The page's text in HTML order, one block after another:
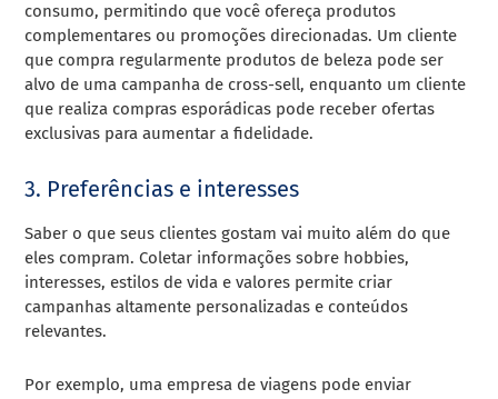
consumo, permitindo que você ofereça produtos
complementares ou promoções direcionadas. Um cliente
que compra regularmente produtos de beleza pode ser
alvo de uma campanha de cross-sell, enquanto um cliente
que realiza compras esporádicas pode receber ofertas
exclusivas para aumentar a fidelidade.
3. Preferências e interesses
Saber o que seus clientes gostam vai muito além do que
eles compram. Coletar informações sobre hobbies,
interesses, estilos de vida e valores permite criar
campanhas altamente personalizadas e conteúdos
relevantes.
Por exemplo, uma empresa de viagens pode enviar